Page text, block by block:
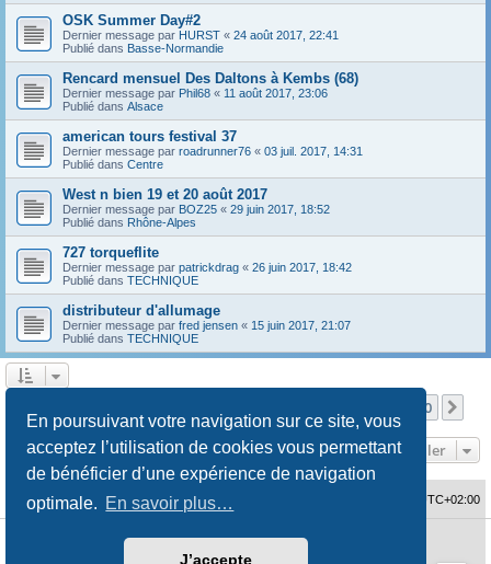
En poursuivant votre navigation sur ce site, vous
acceptez l’utilisation de cookies vous permettant
de bénéficier d’une expérience de navigation
optimale. En savoir plus…
J’accepte
OSK Summer Day#2
Dernier message par HURST « 24 août 2017, 22:41
Publié dans Basse-Normandie
Rencard mensuel Des Daltons à Kembs (68)
Dernier message par Phil68 « 11 août 2017, 23:06
Publié dans Alsace
american tours festival 37
Dernier message par roadrunner76 « 03 juil. 2017, 14:31
Publié dans Centre
West n bien 19 et 20 août 2017
Dernier message par BOZ25 « 29 juin 2017, 18:52
Publié dans Rhône-Alpes
727 torqueflite
Dernier message par patrickdrag « 26 juin 2017, 18:42
Publié dans TECHNIQUE
distributeur d'allumage
Dernier message par fred jensen « 15 juin 2017, 21:07
Publié dans TECHNIQUE
10
Aller
Accueil du forum UTC+02:00
Développé parphpBB® Forum Software © phpBB Limited
Traduction française officielle